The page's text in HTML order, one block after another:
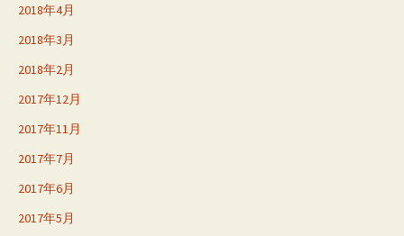
2018年4月
2018年3月
2018年2月
2017年12月
2017年11月
2017年7月
2017年6月
2017年5月